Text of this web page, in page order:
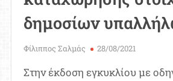
δημοσίων
Φίλιππος Σαλμάς 28/08/2021
Στην έκδοση εγκυκλίου με